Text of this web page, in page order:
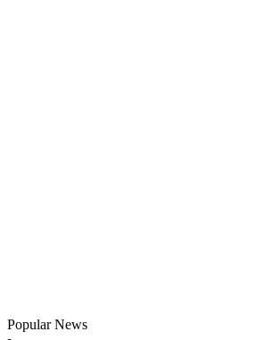
Popular News